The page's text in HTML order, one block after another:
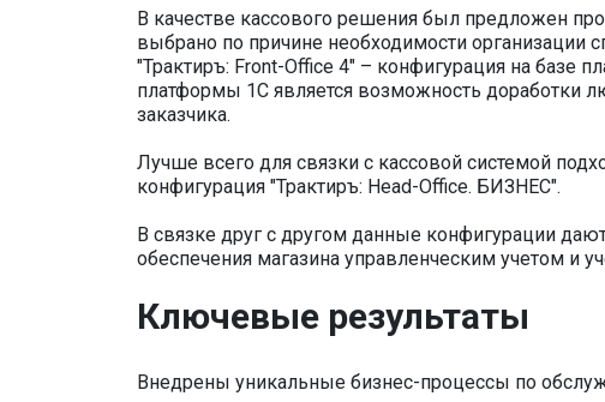
В качестве кассового решения был предложен
выбрано по причине необходимости
"Трактиръ: Front-Office 4" – конфигурация на
платформы 1С является возможность доработки
заказчика.
Лучше всего для связки с кассовой системой
конфигурация "Трактиръ: Head-Office. БИЗНЕС".
В связке друг с другом данные конфигурации
обеспечения магазина управленческим учетом и
Ключевые результаты
Внедрены уникальные бизнес-процессы по